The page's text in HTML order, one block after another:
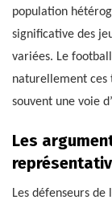
population
significative des
variées. Le
naturellement ces
souvent une voie
Les
Les défenseurs